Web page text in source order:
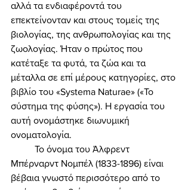
αλλά τα ενδιαφέροντά του
επεκτείνονταν και στους τομείς της
βιολογίας, της ανθρωπολογίας και της
ζωολογίας. Ήταν ο πρώτος που
κατέταξε τα φυτά, τα ζώα και τα
μέταλλα σε επί μέρους κατηγορίες, στο
βιβλίο του «Systema Naturae» («Το
σύστημα της φύσης»). Η εργασία του
αυτή ονομάστηκε διωνυμική
ονοματολογία.
Μπέρναρντ Νομπέλ (1833-1896) είναι
βέβαια γνωστό περισσότερο από το